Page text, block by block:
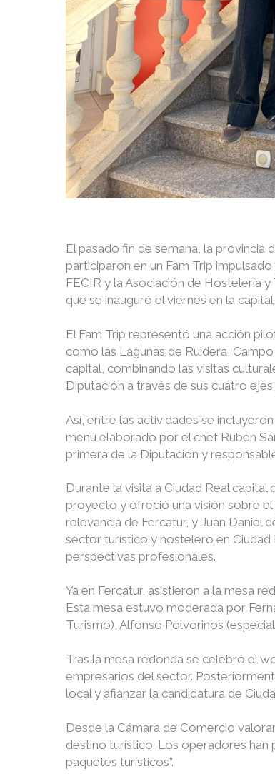
El pasado fin de semana, la provincia
participaron en un Fam Trip
FECIR y la Asociación de Hostelería
que se inauguró el viernes en la
El Fam Trip representó una acción
como las Lagunas de Ruidera,
capital, combinando las visitas
Diputación a través de sus cuatro
Así, entre las actividades se
menú elaborado por el chef Rubén
primera de la Diputación y
Durante la visita a Ciudad Real
proyecto y ofreció una visión sobre
relevancia de Fercatur, y Juan Daniel
sector turístico y hostelero en
perspectivas profesionales.
Ya en Fercatur, asistieron a la mesa
Esta mesa estuvo moderada por
Turismo), Alfonso Polvorinos
Tras la mesa redonda se celebró el
empresarios del sector.
local y afianzar la candidatura de
Desde la Cámara de Comercio
destino turístico. Los operadores han
paquetes turísticos”.